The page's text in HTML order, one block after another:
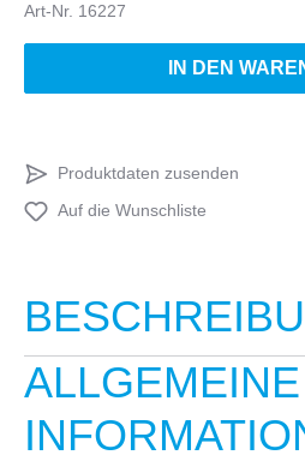
Art-Nr. 16227
IN DEN
Produktdaten zusenden
Auf die Wunschliste
ALLGEMEINE